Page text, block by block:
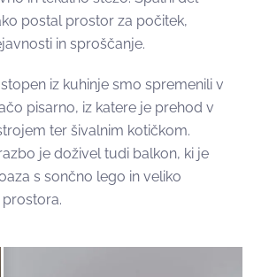
postal prostor za počitek,
in sproščanje.
iz kuhinje smo spremenili v
pisarno, iz katere je prehod v
ter šivalnim kotičkom.
je doživel tudi balkon, ki je
s sončno lego in veliko